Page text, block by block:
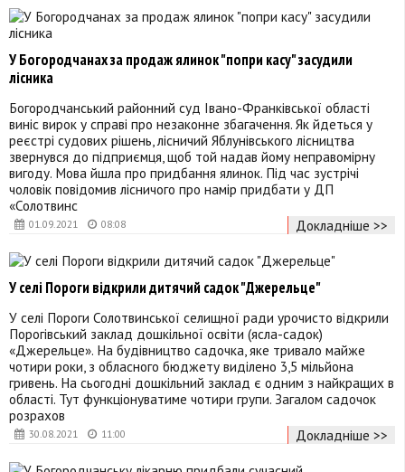
01.09.2021 08:08
У Богородчанах за продаж ялинок "попри касу" засудили
лісника
Богородчанський районний суд Івано-Франківської області
виніс вирок у справі про незаконне збагачення. Як йдеться у
реєстрі судових рішень, лісничий Яблунівського лісництва
звернувся до підприємця, щоб той надав йому неправомірну
вигоду. Мова йшла про придбання ялинок. Під час зустрічі
чоловік повідомив лісничого про намір придбати у ДП
«Солотвинс
Докладніше >>
30.08.2021 11:00
У селі Пороги відкрили дитячий садок "Джерельце"
У селі Пороги Солотвинської селищної ради урочисто відкрили
Порогівський заклад дошкільної освіти (ясла-садок)
«Джерельце». На будівництво садочка, яке тривало майже
чотири роки, з обласного бюджету виділено 3,5 мільйона
гривень. На сьогодні дошкільний заклад є одним з найкращих в
області. Тут функціонуватиме чотири групи. Загалом садочок
розрахов
Докладніше >>